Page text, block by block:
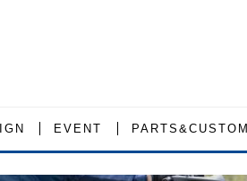
EVENT PARTS&CUSTOM